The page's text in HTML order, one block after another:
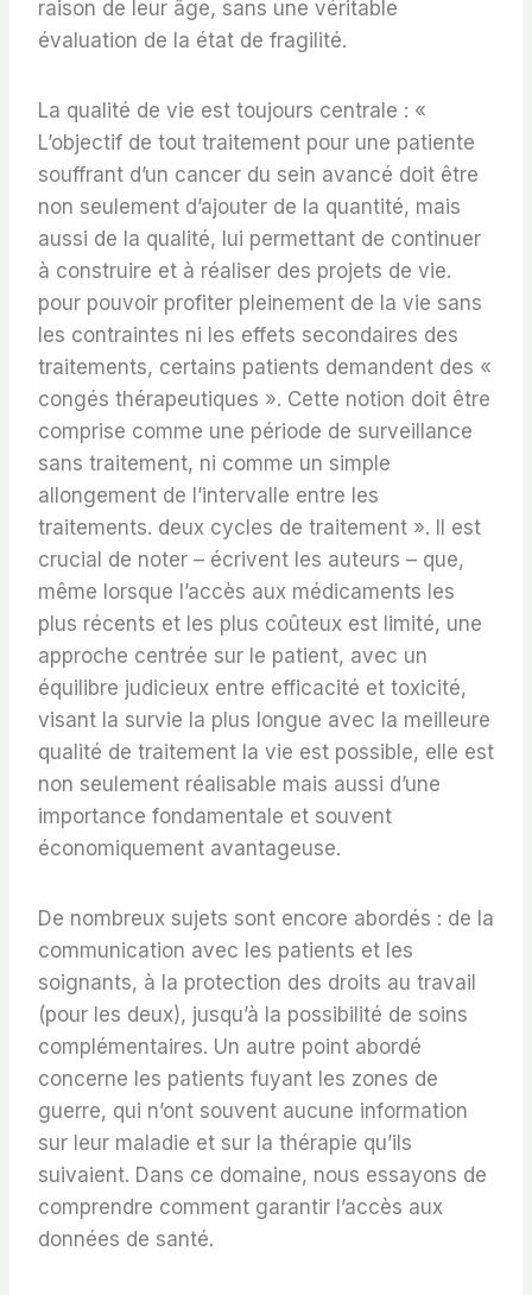
raison de leur âge, sans une véritable
évaluation de la état de fragilité.
La qualité de vie est toujours centrale : «
L’objectif de tout traitement pour une patiente
souffrant d’un cancer du sein avancé doit être
non seulement d’ajouter de la quantité, mais
aussi de la qualité, lui permettant de continuer
à construire et à réaliser des projets de vie.
pour pouvoir profiter pleinement de la vie sans
les contraintes ni les effets secondaires des
traitements, certains patients demandent des «
congés thérapeutiques ». Cette notion doit être
comprise comme une période de surveillance
sans traitement, ni comme un simple
allongement de l’intervalle entre les
traitements. deux cycles de traitement ». Il est
crucial de noter – écrivent les auteurs – que,
même lorsque l’accès aux médicaments les
plus récents et les plus coûteux est limité, une
approche centrée sur le patient, avec un
équilibre judicieux entre efficacité et toxicité,
visant la survie la plus longue avec la meilleure
qualité de traitement la vie est possible, elle est
non seulement réalisable mais aussi d’une
importance fondamentale et souvent
économiquement avantageuse.
De nombreux sujets sont encore abordés : de la
communication avec les patients et les
soignants, à la protection des droits au travail
(pour les deux), jusqu’à la possibilité de soins
complémentaires. Un autre point abordé
concerne les patients fuyant les zones de
guerre, qui n’ont souvent aucune information
sur leur maladie et sur la thérapie qu’ils
suivaient. Dans ce domaine, nous essayons de
comprendre comment garantir l’accès aux
données de santé.